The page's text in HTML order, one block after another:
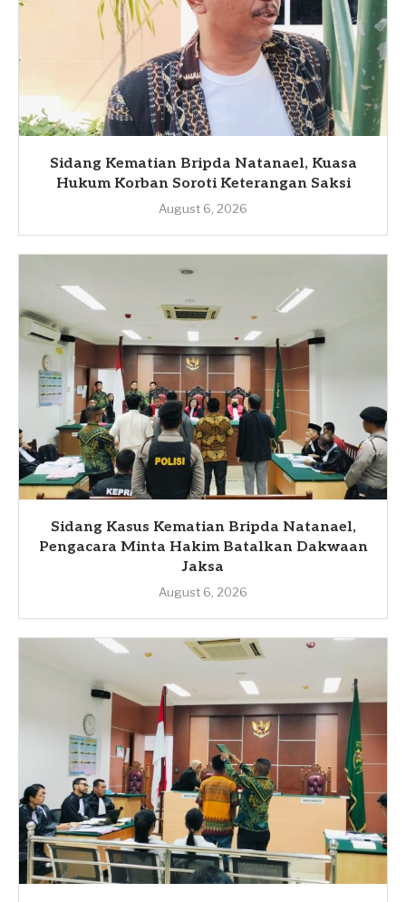
Sidang Kematian Bripda Natanael, Kuasa
Hukum Korban Soroti Keterangan Saksi
August 6, 2026
Sidang Kasus Kematian Bripda Natanael,
Pengacara Minta Hakim Batalkan Dakwaan
Jaksa
August 6, 2026